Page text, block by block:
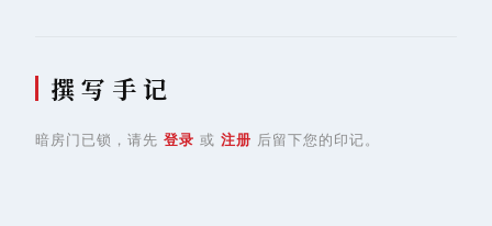
撰 写 手 记
暗房门已锁，请先 登录 或 注册 后留下您的印记。